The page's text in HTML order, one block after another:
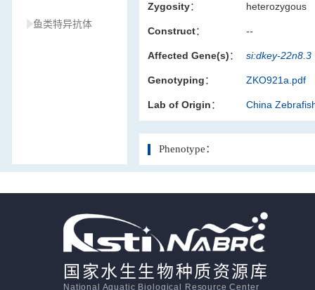
鱼类特异抗体
Zygosity： heterozygous
Construct： --
Affected Gene(s)： si:dkey-22n8.3
Genotyping： ZKO921a.pdf
Lab of Origin： China
Phenotype：
国家水生生物种质资源库
National Aquatic Biological Resource Center